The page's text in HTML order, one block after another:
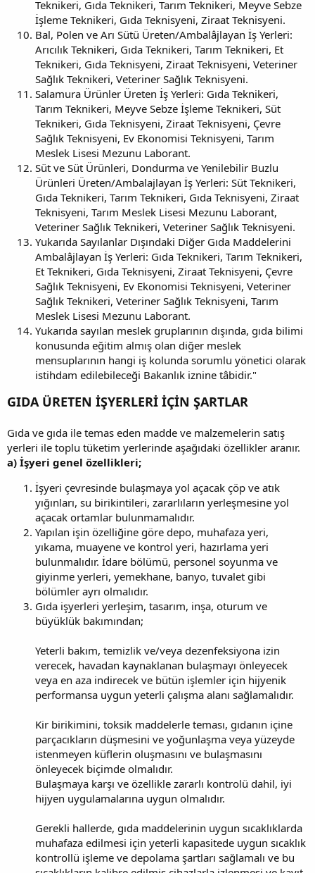
Teknikeri, Gıda Teknikeri, Tarım Teknikeri, Meyve Sebze
İşleme Teknikeri, Gıda Teknisyeni, Ziraat Teknisyeni.
Bal, Polen ve Arı Sütü Üreten/Ambalâjlayan İş Yerleri:
Arıcılık Teknikeri, Gıda Teknikeri, Tarım Teknikeri, Et
Teknikeri, Gıda Teknisyeni, Ziraat Teknisyeni, Veteriner
Sağlık Teknikeri, Veteriner Sağlık Teknisyeni.
Salamura Ürünler Üreten İş Yerleri: Gıda Teknikeri,
Tarım Teknikeri, Meyve Sebze İşleme Teknikeri, Süt
Teknikeri, Gıda Teknisyeni, Ziraat Teknisyeni, Çevre
Sağlık Teknisyeni, Ev Ekonomisi Teknisyeni, Tarım
Meslek Lisesi Mezunu Laborant.
Süt ve Süt Ürünleri, Dondurma ve Yenilebilir Buzlu
Ürünleri Üreten/Ambalajlayan İş Yerleri: Süt Teknikeri,
Gıda Teknikeri, Tarım Teknikeri, Gıda Teknisyeni, Ziraat
Teknisyeni, Tarım Meslek Lisesi Mezunu Laborant,
Veteriner Sağlık Teknikeri, Veteriner Sağlık Teknisyeni.
Yukarıda Sayılanlar Dışındaki Diğer Gıda Maddelerini
Ambalâjlayan İş Yerleri: Gıda Teknikeri, Tarım Teknikeri,
Et Teknikeri, Gıda Teknisyeni, Ziraat Teknisyeni, Çevre
Sağlık Teknisyeni, Ev Ekonomisi Teknisyeni, Veteriner
Sağlık Teknikeri, Veteriner Sağlık Teknisyeni, Tarım
Meslek Lisesi Mezunu Laborant.
Yukarıda sayılan meslek gruplarının dışında, gıda bilimi
konusunda eğitim almış olan diğer meslek
mensuplarının hangi iş kolunda sorumlu yönetici olarak
istihdam edilebileceği Bakanlık iznine tâbidir."
GIDA ÜRETEN İŞYERLERİ İÇİN ŞARTLAR
Gıda ve gıda ile temas eden madde ve malzemelerin satış
yerleri ile toplu tüketim yerlerinde aşağıdaki özellikler aranır.
a) İşyeri genel özellikleri;
İşyeri çevresinde bulaşmaya yol açacak çöp ve atık
yığınları, su birikintileri, zararlıların yerleşmesine yol
açacak ortamlar bulunmamalıdır.
Yapılan işin özelliğine göre depo, muhafaza yeri,
yıkama, muayene ve kontrol yeri, hazırlama yeri
bulunmalıdır. İdare bölümü, personel soyunma ve
giyinme yerleri, yemekhane, banyo, tuvalet gibi
bölümler ayrı olmalıdır.
Gıda işyerleri yerleşim, tasarım, inşa, oturum ve
büyüklük bakımından;
Yeterli bakım, temizlik ve/veya dezenfeksiyona izin
verecek, havadan kaynaklanan bulaşmayı önleyecek
veya en aza indirecek ve bütün işlemler için hijyenik
performansa uygun yeterli çalışma alanı sağlamalıdır.
Kir birikimini, toksik maddelerle teması, gıdanın içine
parçacıkların düşmesini ve yoğunlaşma veya yüzeyde
istenmeyen küflerin oluşmasını ve bulaşmasını
önleyecek biçimde olmalıdır.
Bulaşmaya karşı ve özellikle zararlı kontrolü dahil, iyi
hijyen uygulamalarına uygun olmalıdır.
Gerekli hallerde, gıda maddelerinin uygun sıcaklıklarda
muhafaza edilmesi için yeterli kapasitede uygun sıcaklık
kontrollü işleme ve depolama şartları sağlamalı ve bu